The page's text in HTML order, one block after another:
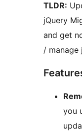
TLDR:
jQuery
and get
/ manage
you